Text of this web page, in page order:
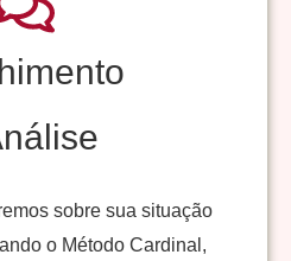
sobre sua situação
o Método Cardinal,